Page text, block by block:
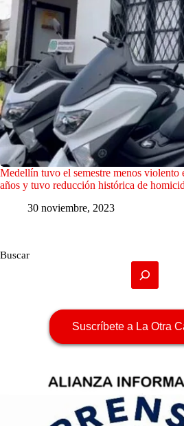
Medellín tuvo el semestre menos violento
años y tuvo reducción histórica de
30 noviembre, 2023
Buscar
Suscríbete a La Otra